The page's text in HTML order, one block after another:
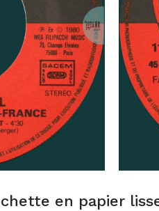
en papier